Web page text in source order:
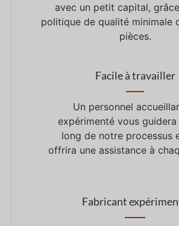
avec un petit capital,
politique de qualité minimale
pièces.
Facile à travailler
Un personnel
expérimenté vous
long de notre processus
offrira une assistance à
Fabricant